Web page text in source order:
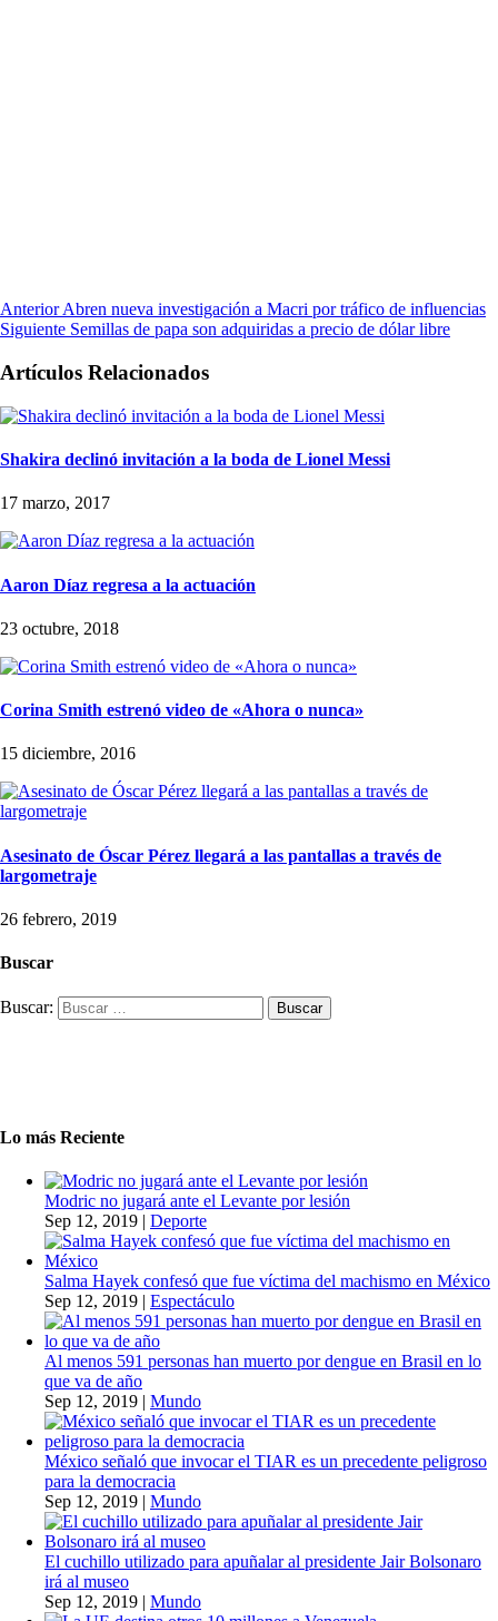
Anterior Abren nueva investigación a Macri por tráfico de influencias
Siguiente Semillas de papa son adquiridas a precio de dólar libre
Artículos Relacionados
Shakira declinó invitación a la boda de Lionel Messi
17 marzo, 2017
Aaron Díaz regresa a la actuación
23 octubre, 2018
Corina Smith estrenó video de «Ahora o nunca»
15 diciembre, 2016
Asesinato de Óscar Pérez llegará a las pantallas a través de
largometraje
26 febrero, 2019
Buscar
Buscar:
Lo más Reciente
Modric no jugará ante el Levante por lesión
Sep 12, 2019 | Deporte
Salma Hayek confesó que fue víctima del machismo en México
Sep 12, 2019 | Espectáculo
Al menos 591 personas han muerto por dengue en Brasil en lo
que va de año
Sep 12, 2019 | Mundo
México señaló que invocar el TIAR es un precedente peligroso
para la democracia
Sep 12, 2019 | Mundo
El cuchillo utilizado para apuñalar al presidente Jair Bolsonaro
irá al museo
Sep 12, 2019 | Mundo